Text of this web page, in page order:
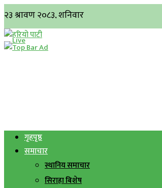
गृहपृष्ठ
समाचार
स्थानिय समाचार
सिराहा बिशेष